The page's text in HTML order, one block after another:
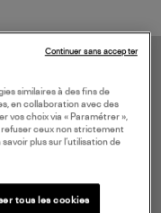
similaires à des fins de
en collaboration avec des
vos choix via « Paramétrer »,
refuser ceux non strictement
plus sur l’utilisation de
tous les cookies
Continuer sans accepter